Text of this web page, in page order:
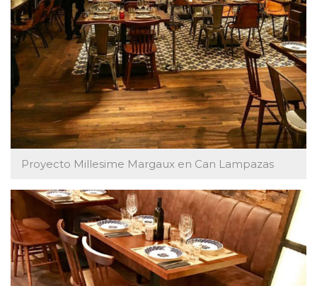
Proyecto Millesime Margaux en Can Lampazas